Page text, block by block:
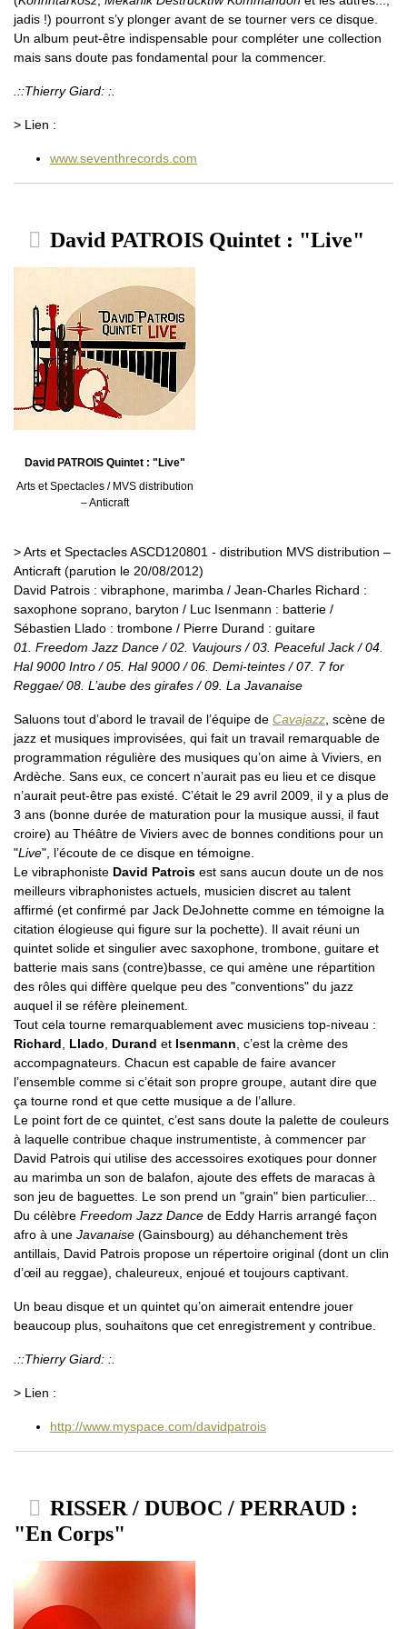
jadis !) pourront s’y plonger avant de se tourner vers ce disque.
Un album peut-être indispensable pour compléter une collection
mais sans doute pas fondamental pour la commencer.
.::Thierry Giard: :.
> Lien :
www.seventhrecords.com
David PATROIS Quintet : "Live"
David PATROIS Quintet : "Live"
Arts et Spectacles / MVS distribution
– Anticraft
> Arts et Spectacles ASCD120801 - distribution MVS distribution –
Anticraft (parution le 20/08/2012)
David Patrois : vibraphone, marimba / Jean-Charles Richard :
saxophone soprano, baryton / Luc Isenmann : batterie /
Sébastien Llado : trombone / Pierre Durand : guitare
01. Freedom Jazz Dance / 02. Vaujours / 03. Peaceful Jack / 04.
Hal 9000 Intro / 05. Hal 9000 / 06. Demi-teintes / 07. 7 for
Reggae/ 08. L’aube des girafes / 09. La Javanaise
Saluons tout d’abord le travail de l’équipe de Cavajazz , scène de
jazz et musiques improvisées, qui fait un travail remarquable de
programmation régulière des musiques qu’on aime à Viviers, en
Ardèche. Sans eux, ce concert n’aurait pas eu lieu et ce disque
n’aurait peut-être pas existé. C’était le 29 avril 2009, il y a plus de
3 ans (bonne durée de maturation pour la musique aussi, il faut
croire) au Théâtre de Viviers avec de bonnes conditions pour un
"Live", l’écoute de ce disque en témoigne.
Le vibraphoniste David Patrois est sans aucun doute un de nos
meilleurs vibraphonistes actuels, musicien discret au talent
affirmé (et confirmé par Jack DeJohnette comme en témoigne la
citation élogieuse qui figure sur la pochette). Il avait réuni un
quintet solide et singulier avec saxophone, trombone, guitare et
batterie mais sans (contre)basse, ce qui amène une répartition
des rôles qui diffère quelque peu des "conventions" du jazz
auquel il se réfère pleinement.
Tout cela tourne remarquablement avec musiciens top-niveau :
Richard
Llado Durand et Isenmann , c’est la crème des
accompagnateurs. Chacun est capable de faire avancer
l’ensemble comme si c’était son propre groupe, autant dire que
ça tourne rond et que cette musique a de l’allure.
Le point fort de ce quintet, c’est sans doute la palette de couleurs
à laquelle contribue chaque instrumentiste, à commencer par
David Patrois qui utilise des accessoires exotiques pour donner
au marimba un son de balafon, ajoute des effets de maracas à
son jeu de baguettes. Le son prend un "grain" bien particulier...
Du célèbre Freedom Jazz Dance de Eddy Harris arrangé façon
afro à une Javanaise (Gainsbourg) au déhanchement très
antillais, David Patrois propose un répertoire original (dont un clin
d’œil au reggae), chaleureux, enjoué et toujours captivant.
Un beau disque et un quintet qu’on aimerait entendre jouer
beaucoup plus, souhaitons que cet enregistrement y contribue.
.::Thierry Giard: :.
> Lien :
http://www.myspace.com/davidpatrois
RISSER / DUBOC / PERRAUD :
"En Corps"